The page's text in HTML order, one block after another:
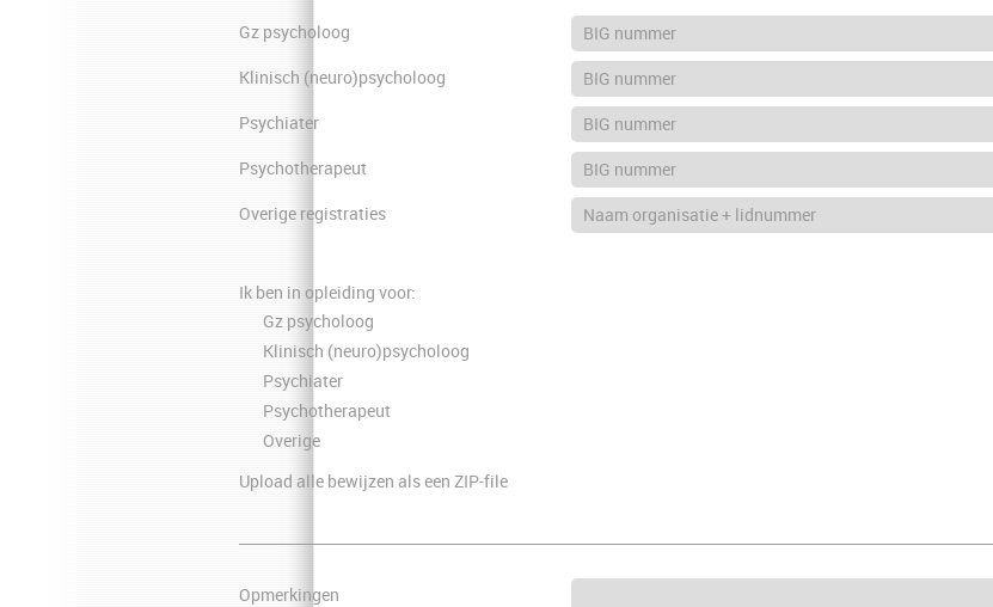
Gz psycholoog
Klinisch (neuro)psycholoog
Psychiater
Psychotherapeut
Overige registraties
Ik ben in opleiding voor:
Gz psycholoog
Klinisch (neuro)psycholoog
Psychiater
Psychotherapeut
Overige
Upload alle bewijzen als een ZIP-file
Opmerkingen